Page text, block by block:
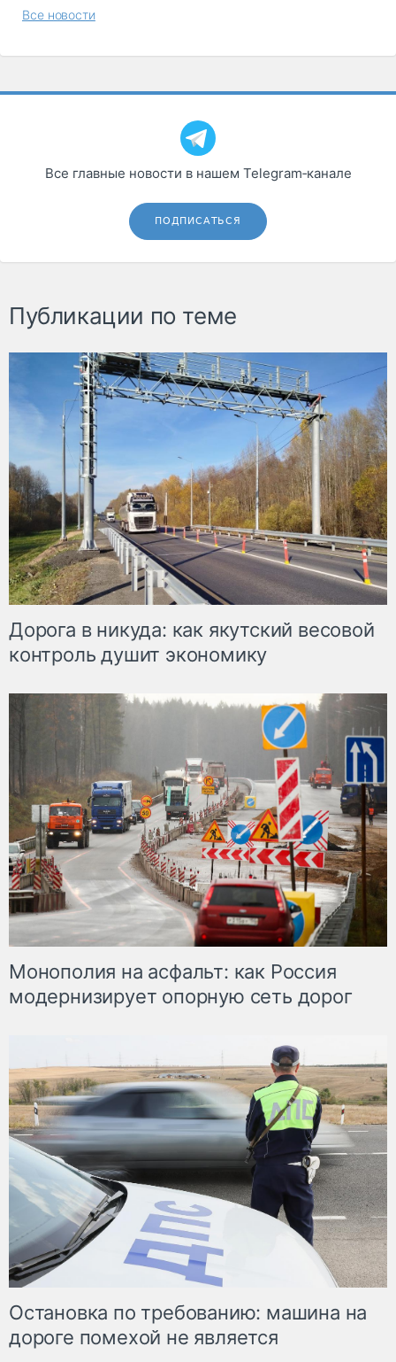
Все новости
Все главные новости в нашем Telegram‑канале
ПОДПИСАТЬСЯ
Публикации по теме
Дорога в никуда: как якутский весовой
контроль душит экономику
Монополия на асфальт: как Россия
модернизирует опорную сеть дорог
Остановка по требованию: машина на
дороге помехой не является